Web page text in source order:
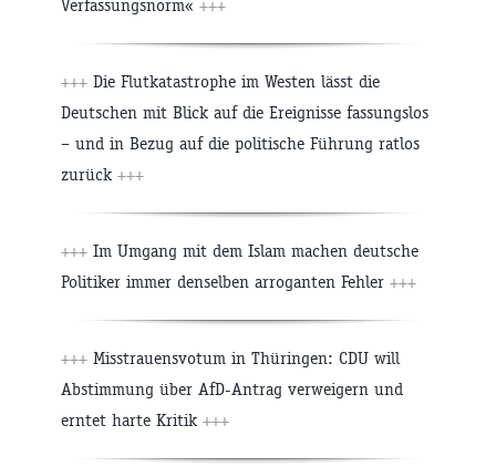
Verfassungsnorm« +++
+++ Die Flutkatastrophe im Westen lässt die
Deutschen mit Blick auf die Ereignisse fassungslos
– und in Bezug auf die politische Führung ratlos
zurück +++
+++ Im Umgang mit dem Islam machen deutsche
Politiker immer denselben arroganten Fehler +++
+++ Misstrauensvotum in Thüringen: CDU will
Abstimmung über AfD-Antrag verweigern und
erntet harte Kritik +++